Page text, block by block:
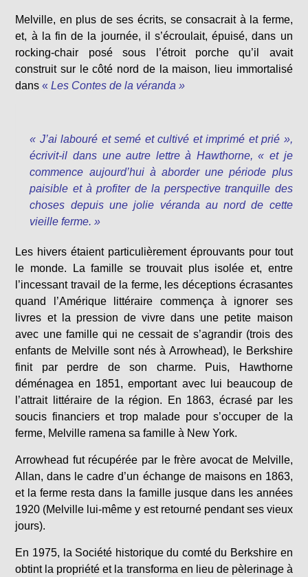
Melville, en plus de ses écrits, se consacrait à la ferme,
et, à la fin de la journée, il s’écroulait, épuisé, dans un
rocking-chair posé sous l’étroit porche qu’il avait
construit sur le côté nord de la maison, lieu immortalisé
dans «Les Contes de la véranda »
« J’ai labouré et semé et cultivé et imprimé et prié »,
écrivit-il dans une autre lettre à Hawthorne,« et je
commence aujourd’hui à aborder une période plus
paisible et à profiter de la perspective tranquille des
choses depuis une jolie véranda au nord de cette
vieille ferme. »
Les hivers étaient particulièrement éprouvants pour tout
le monde. La famille se trouvait plus isolée et, entre
l’incessant travail de la ferme, les déceptions écrasantes
quand l’Amérique littéraire commença à ignorer ses
livres et la pression de vivre dans une petite maison
avec une famille qui ne cessait de s’agrandir (trois des
enfants de Melville sont nés à Arrowhead), le Berkshire
finit par perdre de son charme. Puis, Hawthorne
déménagea en 1851, emportant avec lui beaucoup de
l’attrait littéraire de la région. En 1863, écrasé par les
soucis financiers et trop malade pour s’occuper de la
ferme, Melville ramena sa famille à New York.
Arrowhead fut récupérée par le frère avocat de Melville,
Allan, dans le cadre d’un échange de maisons en 1863,
et la ferme resta dans la famille jusque dans les années
1920 (Melville lui-même y est retourné pendant ses vieux
jours).
En 1975, la Société historique du comté du Berkshire en
obtint la propriété et la transforma en lieu de pèlerinage à